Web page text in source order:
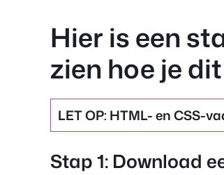
Hier is een
zien hoe je
LET OP: HTML- en CSS-
Stap 1: Download